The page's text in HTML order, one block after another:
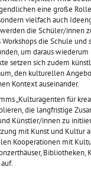
eine große
vielfach auch
die Schüler/innen
die Schule
um daraus
setzen sich zudem
den kulturellen
Kontext auseinander.
„Kulturagenten für
die langfristige
Künstler/innen zu
mit Kunst und Kultur
Kooperationen mit